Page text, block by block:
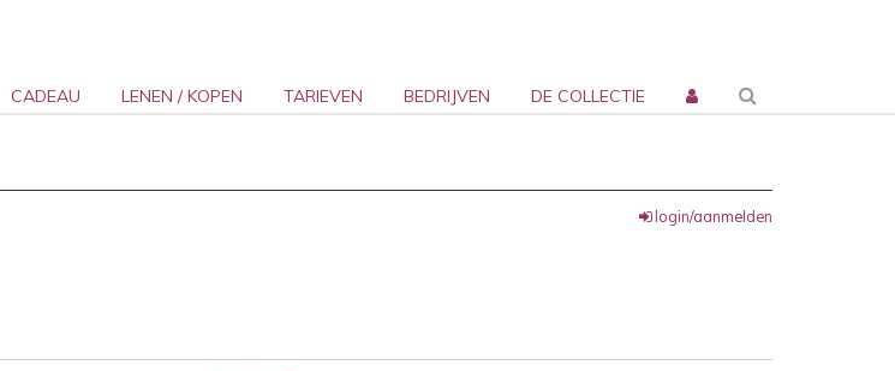
CADEAU LENEN / KOPEN TARIEVEN BEDRIJVEN DE COLLECTIE
login/aanmelden